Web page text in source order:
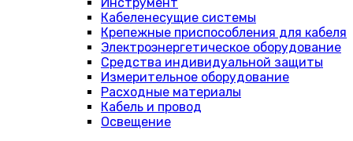
Кабеленесущие системы
Крепежные приспособления для кабеля
Электроэнергетическое оборудование
Средства индивидуальной защиты
Измерительное оборудование
Расходные материалы
Кабель и провод
Освещение